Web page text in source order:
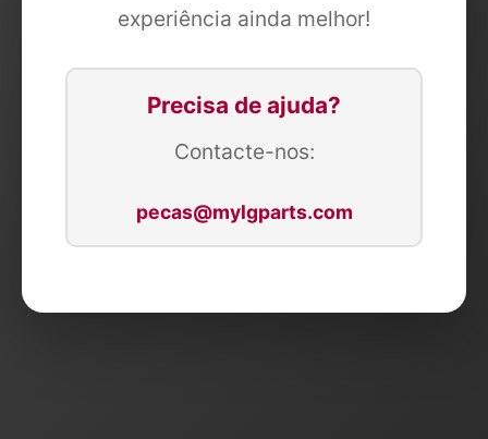
experiência ainda melhor!
Precisa de ajuda?
Contacte-nos:
pecas@mylgparts.com